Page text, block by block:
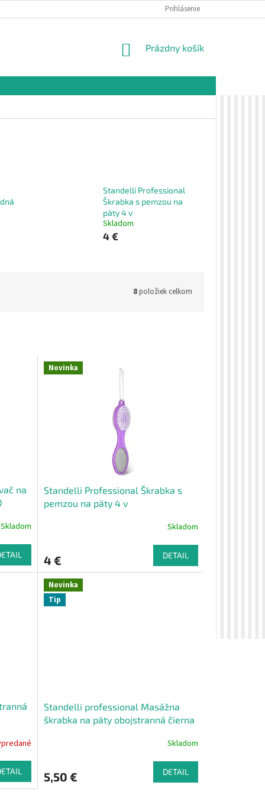
VZORKOVÁ PREDAJŇA
Prihlásenie
NÁKUPNÝ
Prázdny košík
Standelli Professional
Škrabka s pemzou na
päty 4 v
Skladom
4 €
8položiek celkom
na
Skladom
Novinka
Standelli Professional Škrabka s
pemzou na päty 4 v
Skladom
4 € DETAIL
Novinka
Tip
Standelli professional Masážna
škrabka na päty obojstranná čierna
Skladom
5,50 € DETAIL